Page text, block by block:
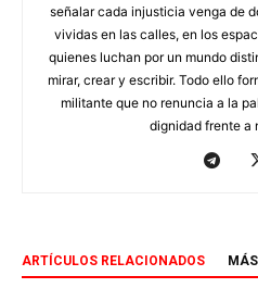
señalar cada injusticia venga de
vividas en las calles, en los
quienes luchan por un mundo
mirar, crear y escribir. Todo ello
militante que no renuncia a la
dignidad frente a
ARTÍCULOS RELACIONADOS